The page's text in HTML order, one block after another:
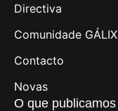
Directiva
Comunidade GÁLIX
Contacto
Novas
O que publicamos